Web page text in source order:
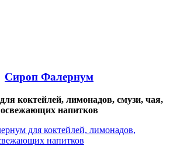
Сироп Фалернум
коктейлей, лимонадов, смузи, чая,
освежающих напитков